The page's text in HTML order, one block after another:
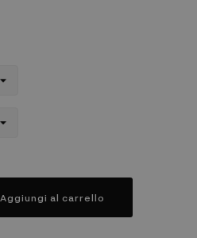
Aggiungi al carrello